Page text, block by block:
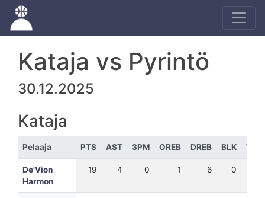
Kataja vs Pyrintö
30.12.2025
Kataja
Pelaaja PTS AST 3PM OREB DREB BLK TEH
De'Vion
Harmon
19 4 0 1 6 0